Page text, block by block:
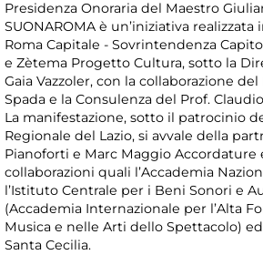
Presidenza Onoraria del Maestro
SUONAROMA è un’iniziativa
Roma Capitale - Sovrintendenza
e Zètema Progetto Cultura, sotto la
Gaia Vazzoler, con la collaborazione
Spada e la Consulenza del Prof.
La manifestazione, sotto il patrocinio
Regionale del Lazio, si avvale della
Pianoforti e Marc Maggio Accordature
collaborazioni quali l’Accademia
l’Istituto Centrale per i Beni Sonori e
(Accademia Internazionale per l’Alta
Musica e nelle Arti dello Spettacolo)
Santa Cecilia.